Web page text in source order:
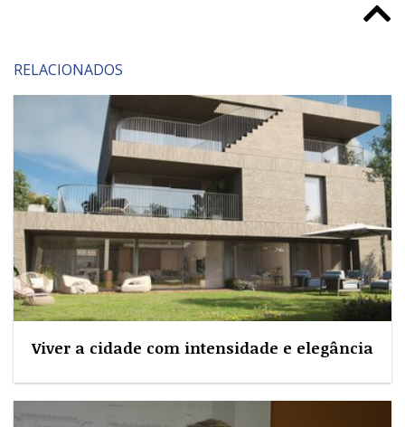
RELACIONADOS
Viver a cidade com intensidade e elegância